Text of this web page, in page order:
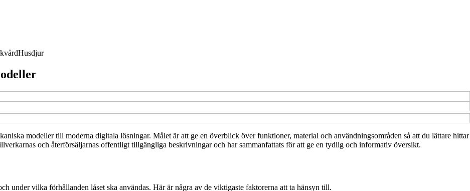
Husdjur
modeller till moderna digitala lösningar. Målet är att ge en överblick över funktioner, material och användningsområden så att du lättare hittar
och återförsäljarnas offentligt tillgängliga beskrivningar och har sammanfattats för att ge en tydlig och informativ översikt.
under vilka förhållanden låset ska användas. Här är några av de viktigaste faktorerna att ta hänsyn till.